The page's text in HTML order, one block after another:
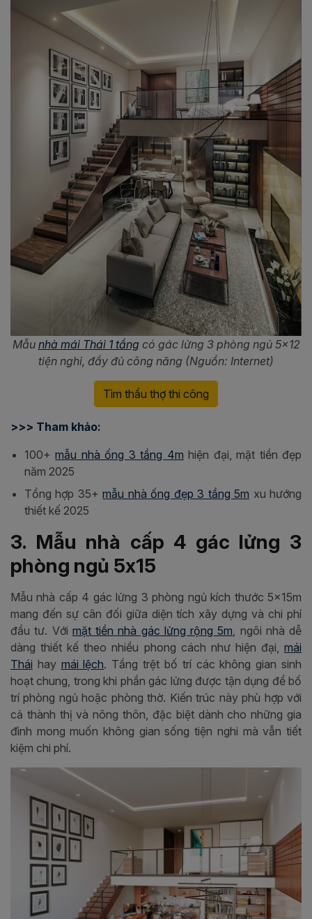
Mẫu nhà mái Thái 1 tầng có gác lửng 3 phòng ngủ 5x12
tiện nghi, đầy đủ công năng (Nguồn: Internet)
Tìm thầu thợ thi công
>>> Tham khảo:
100+mẫu nhà ống 3 tầng 4m hiện đại, mặt tiền đẹp
năm 2025
Tổng hợp 35+mẫu nhà ống đẹp 3 tầng 5m xu hướng
thiết kế 2025
3. Mẫu nhà cấp 4 gác lửng 3
phòng ngủ 5x15
Mẫu nhà cấp 4 gác lửng 3 phòng ngủ kích thước 5x15m
mang đến sự cân đối giữa diện tích xây dựng và chi phí
đầu tư. Với mặt tiền nhà gác lửng rộng 5m, ngôi nhà dễ
dàng thiết kế theo nhiều phong cách như hiện đại, mái
Thái hay mái lệch. Tầng trệt bố trí các không gian sinh
hoạt chung, trong khi phần gác lửng được tận dụng để bố
trí phòng ngủ hoặc phòng thờ. Kiến trúc này phù hợp với
cả thành thị và nông thôn, đặc biệt dành cho những gia
đình mong muốn không gian sống tiện nghi mà vẫn tiết
kiệm chi phí.